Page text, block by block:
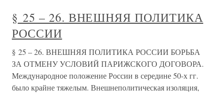
§ 25 – 26. ВНЕШНЯЯ ПОЛИТИКА
РОССИИ
§ 25 – 26. ВНЕШНЯЯ ПОЛИТИКА РОССИИ БОРЬБА
ЗА ОТМЕНУ УСЛОВИЙ ПАРИЖСКОГО ДОГОВОРА.
Международное положение России в середине 50-х гг.
было крайне тяжелым. Внешнеполитическая изоляция,